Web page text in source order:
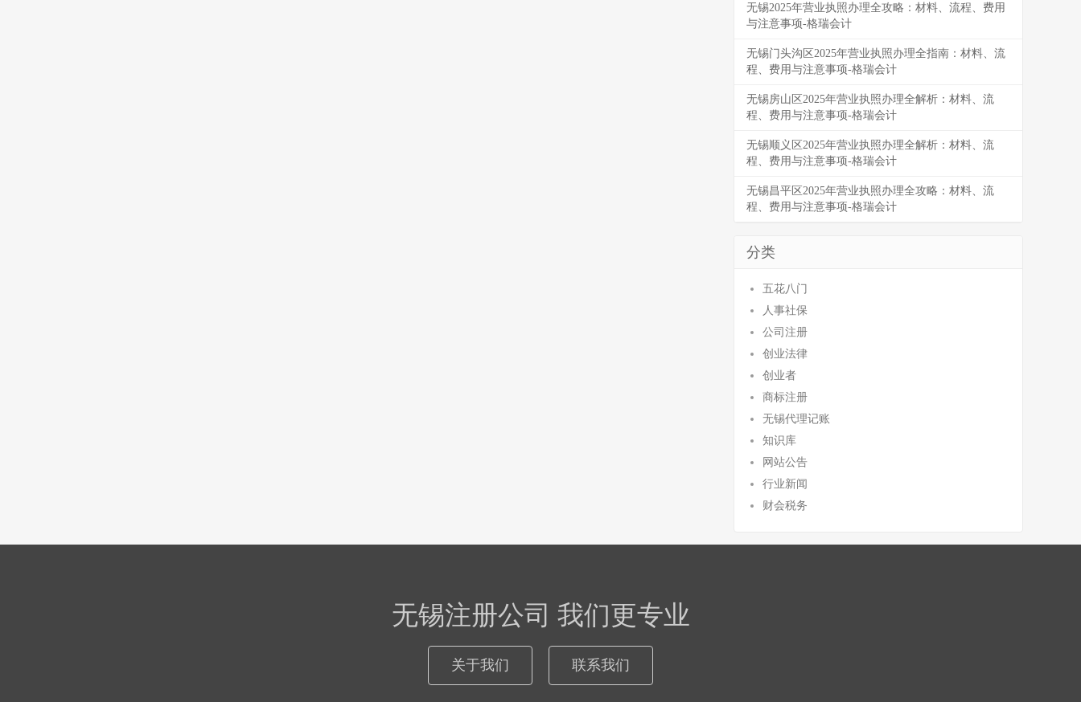
无锡2025年营业执照办理全攻略：材料、流程、费用
与注意事项-格瑞会计
无锡门头沟区2025年营业执照办理全指南：材料、流
程、费用与注意事项-格瑞会计
无锡房山区2025年营业执照办理全解析：材料、流
程、费用与注意事项-格瑞会计
无锡顺义区2025年营业执照办理全解析：材料、流
程、费用与注意事项-格瑞会计
无锡昌平区2025年营业执照办理全攻略：材料、流
程、费用与注意事项-格瑞会计
分类
五花八门
人事社保
公司注册
创业法律
创业者
商标注册
无锡代理记账
知识库
网站公告
行业新闻
财会税务
无锡注册公司 我们更专业
关于我们 联系我们